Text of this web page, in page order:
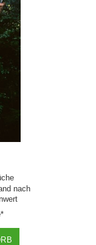
nach